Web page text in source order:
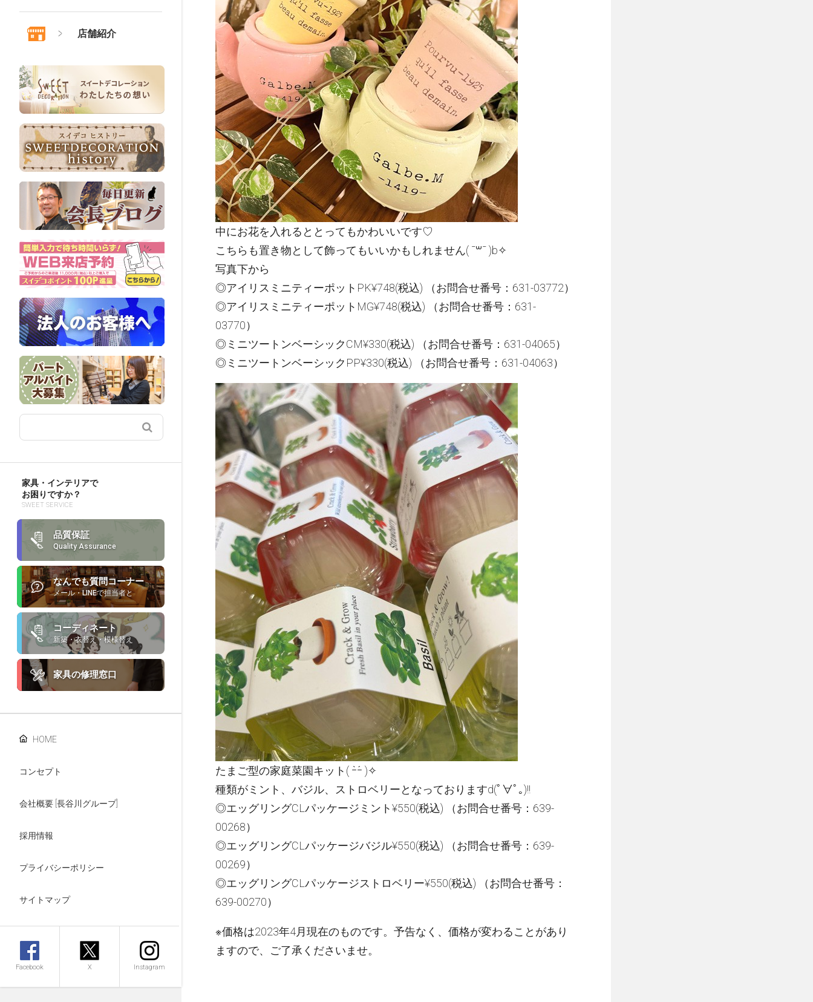
店舗紹介
家具・インテリアで
お困りですか？
SWEET SERVICE
品質保証
Quality Assurance
なんでも質問コーナー
メール・LINEで担当者と
コーディネート
新築・衣替え・模様替え
家具の修理窓口
HOME
コンセプト
会社概要 [長谷川グループ]
採用情報
プライバシーポリシー
サイトマップ
Facebook X Instagram
中にお花を入れるととってもかわいいです♡
こちらも置き物として飾ってもいいかもしれません( ¯꒳¯ )b✧
写真下から
◎アイリスミニティーポットPK¥748(税込) （お問合せ番号：631-03772）
◎アイリスミニティーポットMG¥748(税込) （お問合せ番号：631-
03770）
◎ミニツートンベーシックCM¥330(税込) （お問合せ番号：631-04065）
◎ミニツートンベーシックPP¥330(税込) （お問合せ番号：631-04063）
たまご型の家庭菜園キット( ｰ̀ｰ́ )✧
種類がミント、バジル、ストロベリーとなっておりますd(ﾟ∀ﾟ｡)!!
◎エッグリングCLパッケージミント¥550(税込) （お問合せ番号：639-
00268）
◎エッグリングCLパッケージバジル¥550(税込) （お問合せ番号：639-
00269）
◎エッグリングCLパッケージストロベリー¥550(税込) （お問合せ番号：
639-00270）
※価格は2023年4月現在のものです。予告なく、価格が変わることがあり
ますので、ご了承くださいませ。